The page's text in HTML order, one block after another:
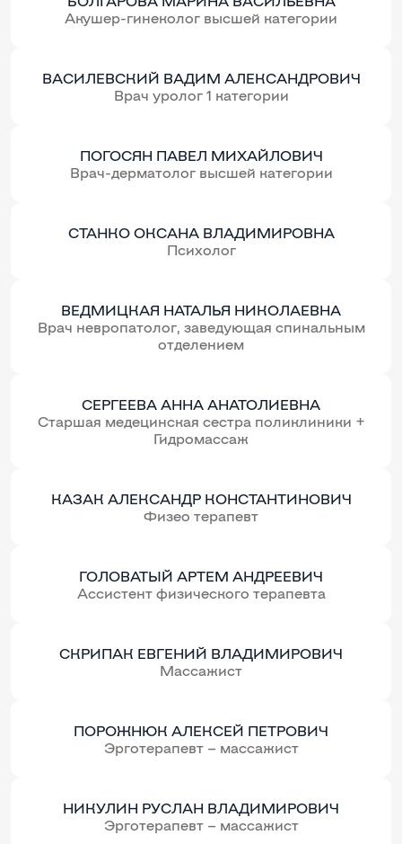
Акушер-гинеколог высшей категории
ВАСИЛЕВСКИЙ ВАДИМ АЛЕКСАНДРОВИЧ
Врач уролог 1 категории
ПОГОСЯН ПАВЕЛ МИХАЙЛОВИЧ
Врач-дерматолог высшей категории
СТАНКО ОКСАНА ВЛАДИМИРОВНА
Психолог
ВЕДМИЦКАЯ НАТАЛЬЯ НИКОЛАЕВНА
Врач невропатолог, заведующая спинальным
отделением
СЕРГЕЕВА АННА АНАТОЛИЕВНА
Старшая медецинская сестра поликлиники +
Гидромассаж
КАЗАК АЛЕКСАНДР КОНСТАНТИНОВИЧ
Физео терапевт
ГОЛОВАТЫЙ АРТЕМ АНДРЕЕВИЧ
Ассистент физического терапевта
СКРИПАК ЕВГЕНИЙ ВЛАДИМИРОВИЧ
Массажист
ПОРОЖНЮК АЛЕКСЕЙ ПЕТРОВИЧ
Эрготерапевт – массажист
НИКУЛИН РУСЛАН ВЛАДИМИРОВИЧ
Эрготерапевт – массажист